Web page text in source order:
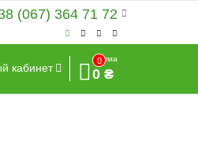
(067) 364 71 72
кабинет
0
Сумма
0 ₴